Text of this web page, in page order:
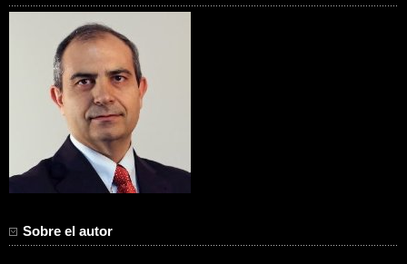
Sobre el autor